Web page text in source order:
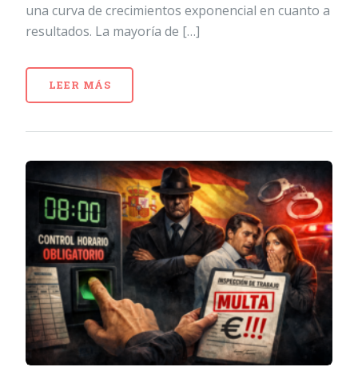
una curva de crecimientos exponencial en cuanto a
resultados. La mayoría de […]
LEER MÁS